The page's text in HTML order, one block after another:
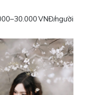
VNĐ/người